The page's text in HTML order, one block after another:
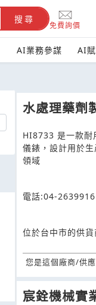
搜尋
免費詢價
AI業務參謀 AI
水處理藥劑
HI8733 是一款耐
儀錶，設計用於
領域
電話:04-
位於台中市的供貨
您是這個廠商/供
宸銓機械實